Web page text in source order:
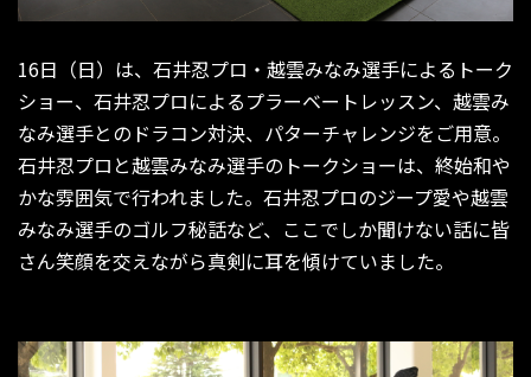
16日（日）は、石井忍プロ・越雲みなみ選手によるトーク
ショー、石井忍プロによるプラーベートレッスン、越雲み
なみ選手とのドラコン対決、パターチャレンジをご用意。
石井忍プロと越雲みなみ選手のトークショーは、終始和や
かな雰囲気で行われました。石井忍プロのジープ愛や越雲
みなみ選手のゴルフ秘話など、ここでしか聞けない話に皆
さん笑顔を交えながら真剣に耳を傾けていました。